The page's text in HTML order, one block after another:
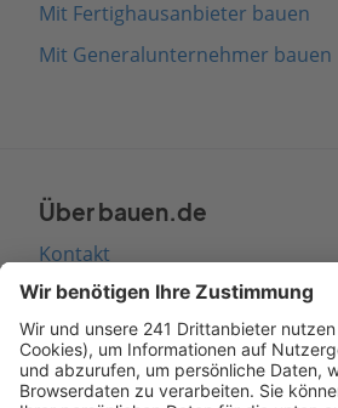
Mit Fertighausanbieter bauen
Mit Generalunternehmer bauen
Über bauen.de
Kontakt
Seitenaufbau
Barrierefreiheit
Cookie Einstellungen